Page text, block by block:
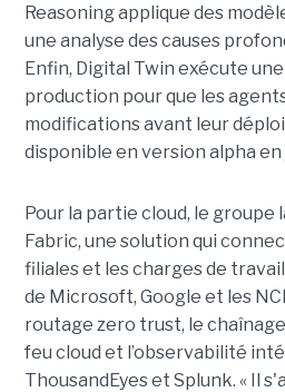
Reasoning applique des
une analyse des causes
Enfin, Digital Twin exécute
production pour que les
modifications avant leur
disponible en version alpha en
Pour la partie cloud, le groupe
Fabric, une solution qui
filiales et les charges de
de Microsoft, Google et les
routage zero trust, le
feu cloud et l’observabilité
ThousandEyes et Splunk. « Il